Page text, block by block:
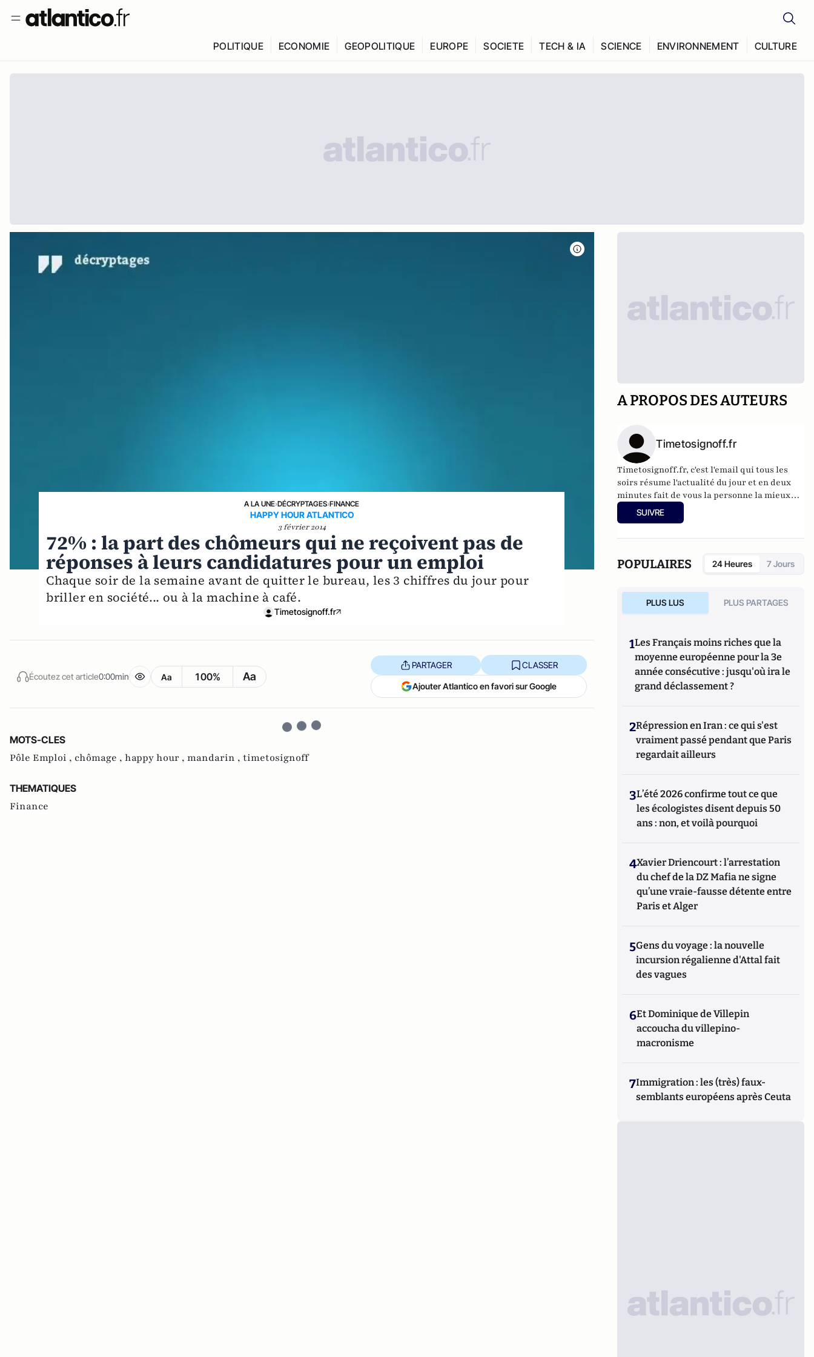
POLITIQUE ECONOMIE GEOPOLITIQUE EUROPE SOCIETE TECH & IA SCIENCE ENVIRONNEMENT CULTURE
A LA UNE›DÉCRYPTAGES›FINANCE
HAPPY HOUR ATLANTICO
3 février 2014
72% : la part des chômeurs qui ne reçoivent pas de
réponses à leurs candidatures pour un emploi
Chaque soir de la semaine avant de quitter le bureau, les 3 chiffres du jour pour
briller en société... ou à la machine à café.
Timetosignoff.fr
Écoutez cet article0:00min Aa 100% Aa
PARTAGER CLASSER
Ajouter Atlantico en favori sur Google
MOTS-CLES
Pôle Emploi , chômage , happy hour , mandarin , timetosignoff
THEMATIQUES
Finance
A PROPOS DES AUTEURS
Timetosignoff.fr
Timetosignoff.fr, c'est l'email qui tous les
soirs résume l'actualité du jour et en deux
minutes fait de vous la personne la mieux
informée de votre entourage.
SUIVRE
POPULAIRES 24 Heures 7 Jours
PLUS LUS PLUS PARTAGES
1Les Français moins riches que la
moyenne européenne pour la 3e
année consécutive : jusqu'où ira le
grand déclassement ?
2Répression en Iran : ce qui s'est
vraiment passé pendant que Paris
regardait ailleurs
3L’été 2026 confirme tout ce que
les écologistes disent depuis 50
ans : non, et voilà pourquoi
4Xavier Driencourt : l’arrestation
du chef de la DZ Mafia ne signe
qu’une vraie-fausse détente entre
Paris et Alger
5Gens du voyage : la nouvelle
incursion régalienne d'Attal fait
des vagues
6Et Dominique de Villepin
accoucha du villepino-
macronisme
7Immigration : les (très) faux-
semblants européens après Ceuta